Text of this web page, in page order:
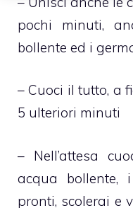
pochi minuti,
bollente ed i
– Cuoci il tutto, a
5 ulteriori minuti
– Nell’attesa
acqua bollente,
pronti, scolerai e